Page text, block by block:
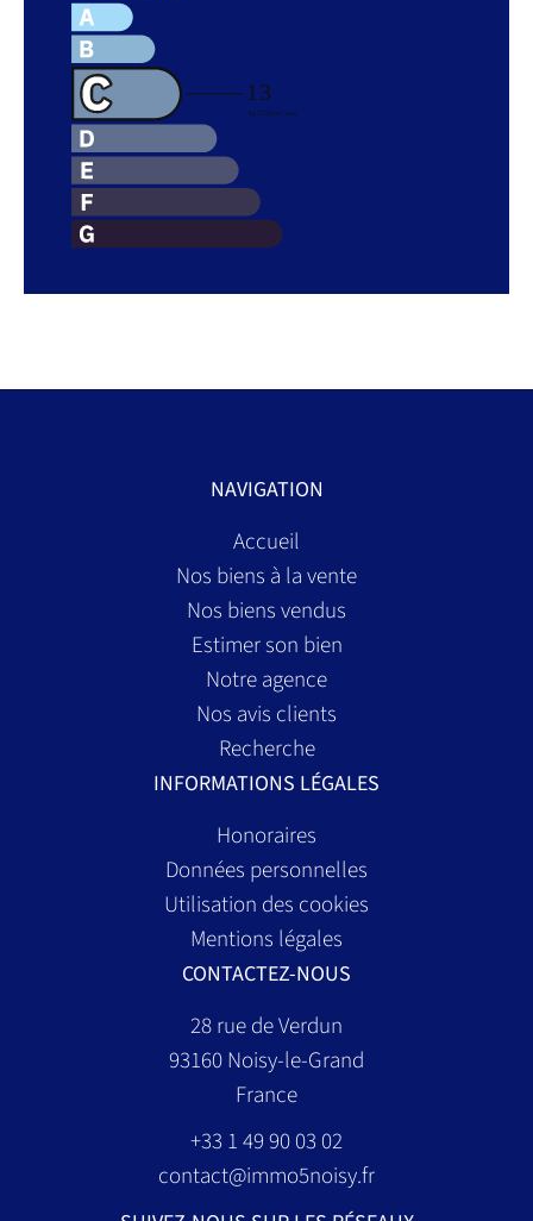
NAVIGATION
Accueil
Nos biens à la vente
Nos biens vendus
Estimer son bien
Notre agence
Nos avis clients
Recherche
INFORMATIONS LÉGALES
Honoraires
Données personnelles
Utilisation des cookies
Mentions légales
CONTACTEZ-NOUS
28 rue de Verdun
93160Noisy-le-Grand
France
+33 1 49 90 03 02
contact@immo5noisy.fr